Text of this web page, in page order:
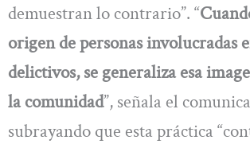
demuestran lo contrario”. “
origen de personas involucradas
delictivos, se generaliza esa
la comunidad”, señala el
subrayando que esta práctica